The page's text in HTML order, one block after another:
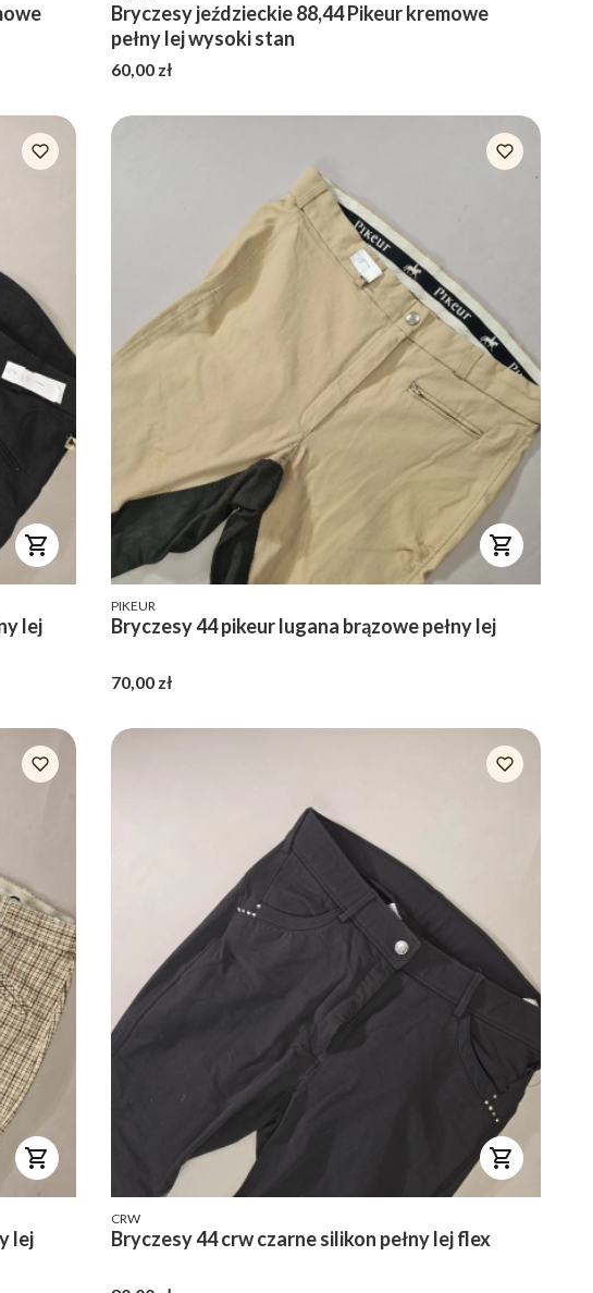
Bryczesy jeździeckie 88,44 Pikeur kremowe
pełny lej wysoki stan
Cena
60,00 zł
lej
PRODUCENT
PIKEUR
Bryczesy 44 pikeur lugana brązowe pełny lej
Cena
70,00 zł
lej
PRODUCENT
CRW
Bryczesy 44 crw czarne silikon pełny lej flex